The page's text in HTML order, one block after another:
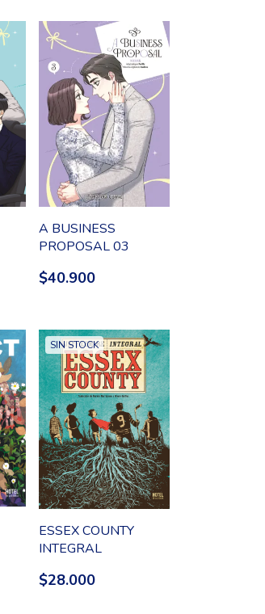
A BUSINESS
PROPOSAL 03
$40.900
SIN STOCK
ESSEX COUNTY
INTEGRAL
$28.000